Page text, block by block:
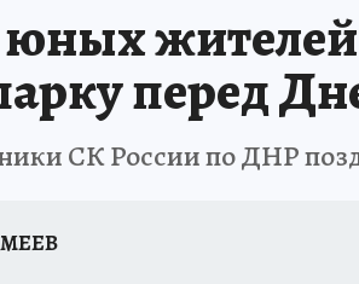
ПРЕСС-
РАДИО КП
перед
СК России по ДНР